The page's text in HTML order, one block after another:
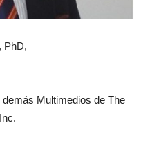
PhD,
Multimedios de The